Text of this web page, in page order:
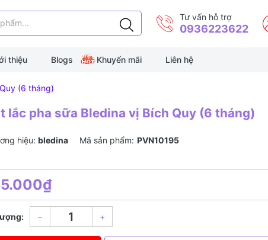
Tư vấn hỗ trợ
0936223622
thiệu Blogs Khuyến mãi Liên hệ
(6 tháng)
lắc pha sữa Bledina vị Bích Quy (6 tháng)
hiệu: bledina Mã sản phẩm: PVN10195
– +